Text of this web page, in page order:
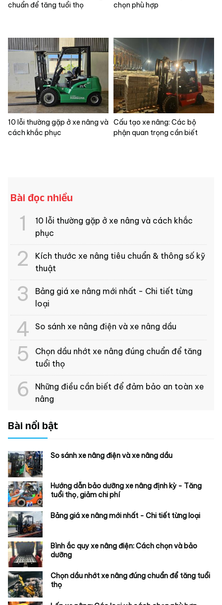
chuẩn để tăng tuổi thọ
chọn phù hợp
10 lỗi thường gặp ở xe nâng và
cách khắc phục
Cấu tạo xe nâng: Các bộ
phận quan trọng cần biết
Bài đọc nhiều
10 lỗi thường gặp ở xe nâng và cách khắc
phục
Kích thước xe nâng tiêu chuẩn & thông số kỹ
thuật
Bảng giá xe nâng mới nhất - Chi tiết từng
loại
So sánh xe nâng điện và xe nâng dầu
Chọn dầu nhớt xe nâng đúng chuẩn để tăng
tuổi thọ
Những điều cần biết để đảm bảo an toàn xe
nâng
Bài nổi bật
So sánh xe nâng điện và xe nâng dầu
Hướng dẫn bảo dưỡng xe nâng định kỳ - Tăng
tuổi thọ, giảm chi phí
Bảng giá xe nâng mới nhất - Chi tiết từng loại
Bình ắc quy xe nâng điện: Cách chọn và bảo
dưỡng
Chọn dầu nhớt xe nâng đúng chuẩn để tăng tuổi
thọ